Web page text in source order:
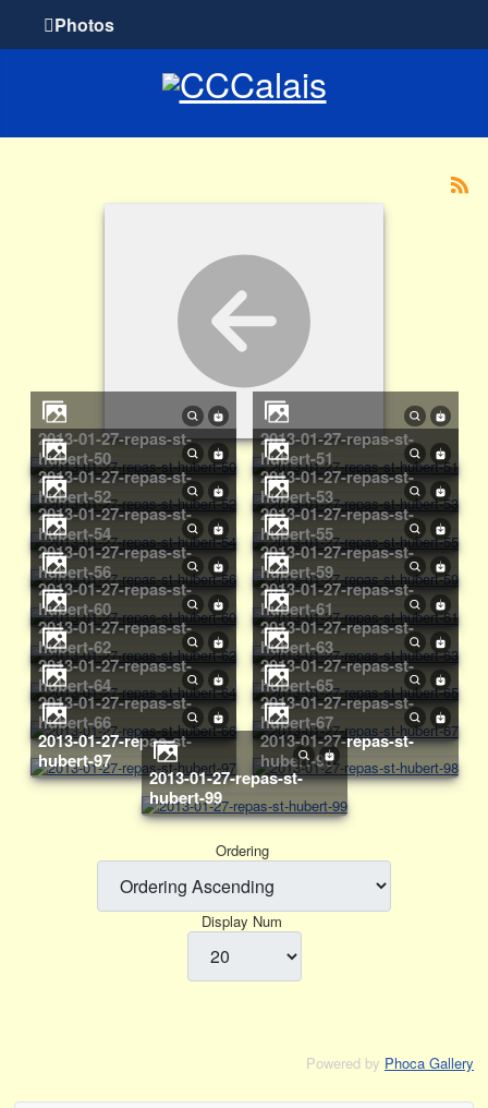
2013-01-27-repas-st-
hubert-50
2013-01-27-repas-st-
hubert-51
2013-01-27-repas-st-
hubert-52
2013-01-27-repas-st-
hubert-53
2013-01-27-repas-st-
hubert-54
2013-01-27-repas-st-
hubert-55
2013-01-27-repas-st-
hubert-56
2013-01-27-repas-st-
hubert-59
2013-01-27-repas-st-
hubert-60
2013-01-27-repas-st-
hubert-61
2013-01-27-repas-st-
hubert-62
2013-01-27-repas-st-
hubert-63
2013-01-27-repas-st-
hubert-64
2013-01-27-repas-st-
hubert-65
2013-01-27-repas-st-
hubert-66
2013-01-27-repas-st-
hubert-67
2013-01-27-repas-st-
hubert-97
2013-01-27-repas-st-
hubert-98
2013-01-27-repas-st-
hubert-99
Ordering
Display Num
Powered by Phoca Gallery
Photos